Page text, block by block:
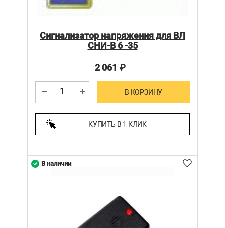
Сигнализатор напряжения для ВЛ
СНИ-В 6 -35
2 061 ₽
В КОРЗИНУ
КУПИТЬ В 1 КЛИК
В наличии